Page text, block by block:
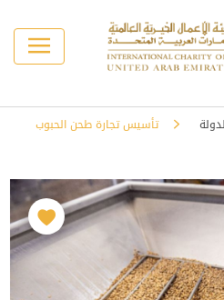
تأسيس تجارة طحن الحبوب